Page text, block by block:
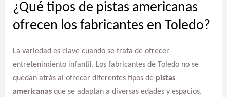
¿Qué tipos de pistas americanas
ofrecen los fabricantes en Toledo?
La variedad es clave cuando se trata de ofrecer
entretenimiento infantil. Los fabricantes de Toledo no se
quedan atrás al ofrecer diferentes tipos de pistas
americanasque se adaptan a diversas edades y espacios.